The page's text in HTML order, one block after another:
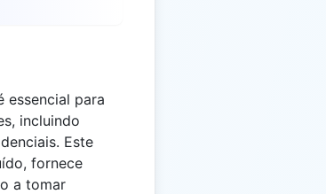
essencial para
incluindo
Este
fornece
a tomar